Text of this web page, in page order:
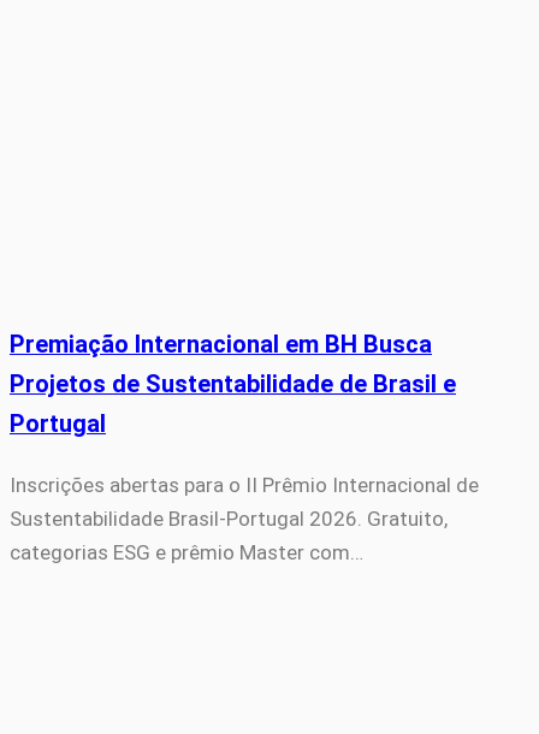
Premiação Internacional em BH Busca
Projetos de Sustentabilidade de Brasil e
Portugal
Inscrições abertas para o II Prêmio Internacional de
Sustentabilidade Brasil-Portugal 2026. Gratuito,
categorias ESG e prêmio Master com…